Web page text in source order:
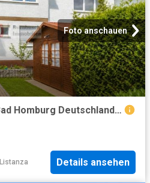
Foto anschauen
6 Schlafzimmer Haus Bad Homburg Deutschland 103427775
Listanza Details ansehen